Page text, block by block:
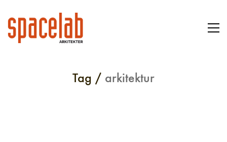
Tag / arkitektur